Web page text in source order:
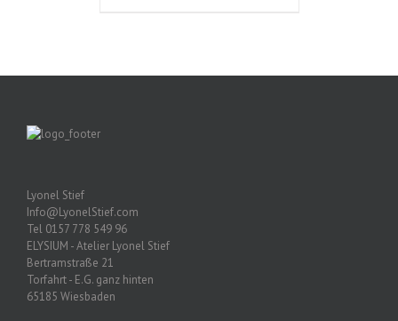
Lyonel Stief
Info@LyonelStief.com
Tel 0157 778 549 96
ELYSIUM - Atelier Lyonel Stief
Bertramstraße 21
Torfahrt - E.G. ganz hinten
65185 Wiesbaden